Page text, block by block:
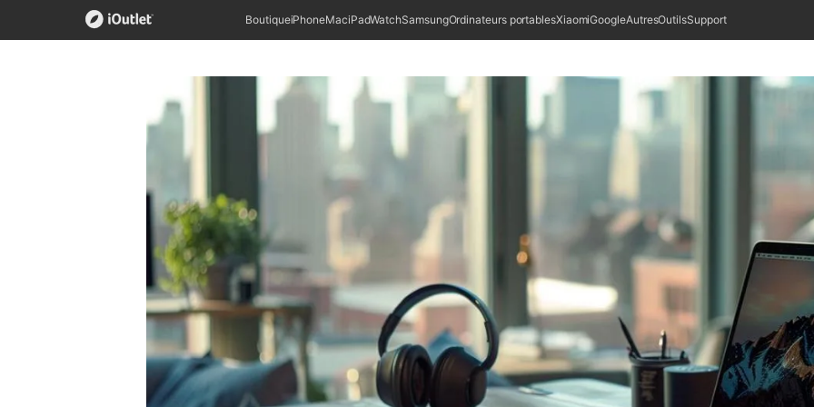
BoutiqueiPhoneMaciPadWatchSamsungOrdinateurs portablesXiaomiGoogleAutresOutilsSupport